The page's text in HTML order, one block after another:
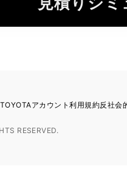
TOYOTAアカウント利用規約反社会
RESERVED.